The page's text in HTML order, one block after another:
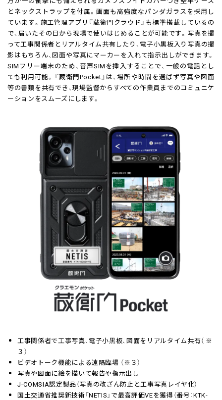
とネックストラップを付属。画面も高強度なパンダガラスを採用し
ています。施工管理アプリ『蔵衛門クラウド』も標準搭載しているの
で、届いたその日から現場で使いはじめることが可能です。写真を撮
って工事関係者とリアルタイム共有したり、電子小黒板入り写真の撮
影はもちろん、図面や写真にマーカーを入れて指示出しができます。
SIMフリー端末のため、音声SIMを挿入することで、一般の電話とし
ても利用可能。『蔵衛門Pocket』は、場所や時間を選ばず写真や図面
等の書類を共有でき、現場監督からすべての作業員までのコミュニケ
ーションをスムーズにします。
工事関係者で工事写真、電子小黒板、図面をリアルタイム共有（ ※
３）
ビデオトーク機能による遠隔臨場 （※３）
写真や図面に絵を描いて報告や指示出し
J-COMSIA認定製品（写真の改ざん防止と工事写真レイヤ化）
国土交通省推奨新技術「NETIS」で最高評価VEを獲得（番号：KTK-